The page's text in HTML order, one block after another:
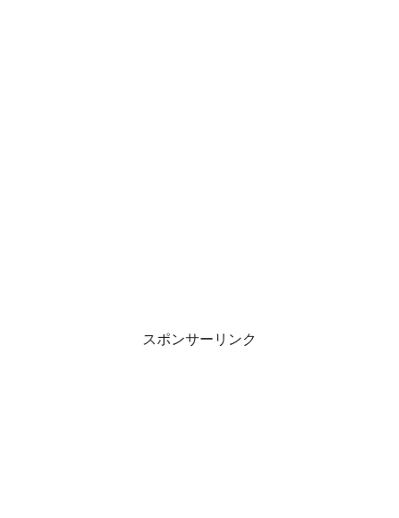
スポンサーリンク